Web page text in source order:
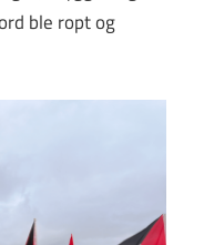
ble ropt og